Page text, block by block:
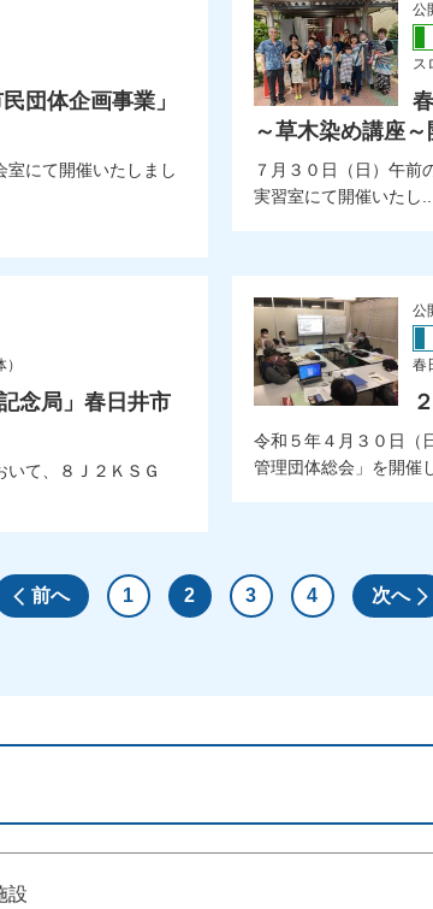
団体企画事業」
室にて開催いたしまし
公
ス
～草木染め講座～
７月３０日（日）午
実習室にて開催いたし...
念局」春日井市
て、８Ｊ２ＫＳＧ
公
春
令和５年４月３０日（
管理団体総会」を開催
前へ 1 2 3 4 次へ
設